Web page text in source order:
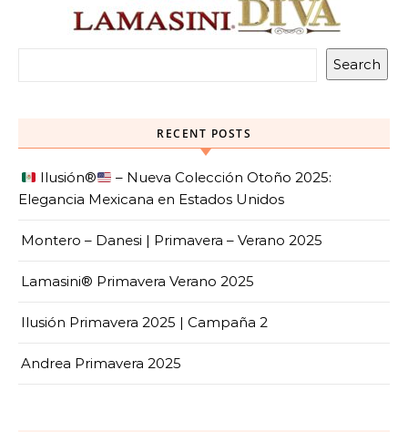
Search
RECENT POSTS
Ilusión®️
– Nueva Colección Otoño 2025:
Elegancia Mexicana en Estados Unidos
Montero – Danesi | Primavera – Verano 2025
Lamasini® Primavera Verano 2025
Ilusión Primavera 2025 | Campaña 2
Andrea Primavera 2025